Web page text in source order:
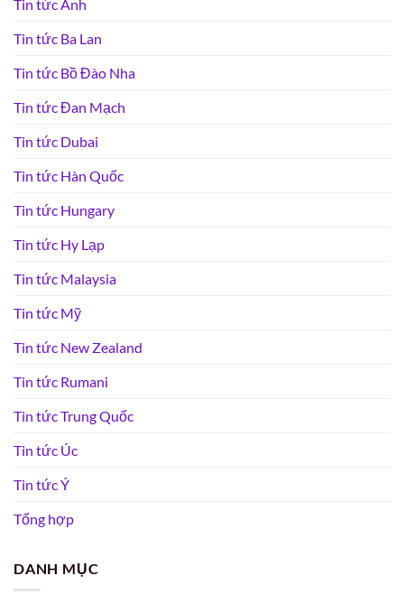
Tin tức Anh
Tin tức Ba Lan
Tin tức Bồ Đào Nha
Tin tức Đan Mạch
Tin tức Dubai
Tin tức Hàn Quốc
Tin tức Hungary
Tin tức Hy Lạp
Tin tức Malaysia
Tin tức Mỹ
Tin tức New Zealand
Tin tức Rumani
Tin tức Trung Quốc
Tin tức Úc
Tin tức Ý
Tổng hợp
DANH MỤC